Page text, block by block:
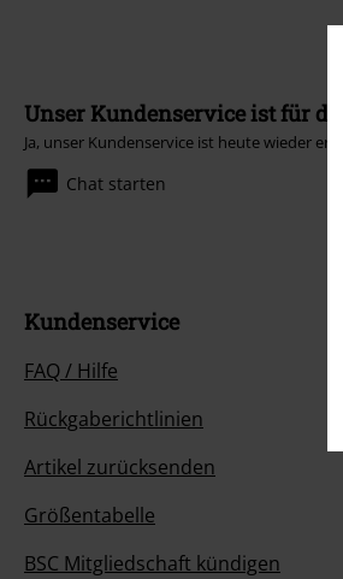
Unser Kundenservice ist für
Ja, unser Kundenservice ist heute wieder
Chat starten
Kundenservice
FAQ / Hilfe
Rückgaberichtlinien
Artikel zurücksenden
Größentabelle
BSC Mitgliedschaft kündigen